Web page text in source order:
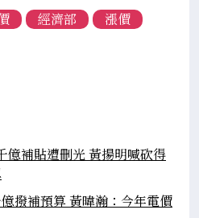
經濟部
漲價
億補貼遭刪光 黃揚明喊砍得
撥補預算 黃暐瀚：今年電價